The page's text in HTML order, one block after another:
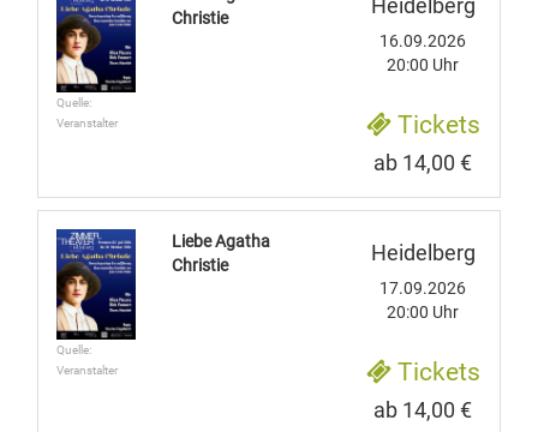
Quelle:
Veranstalter
Christie
Heidelberg
16.09.2026
20:00 Uhr
Tickets
ab 14,00 €
Quelle:
Veranstalter
Liebe Agatha
Christie
Heidelberg
17.09.2026
20:00 Uhr
Tickets
ab 14,00 €